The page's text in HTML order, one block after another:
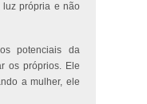
luz própria e não
potenciais da
os próprios. Ele
a mulher, ele